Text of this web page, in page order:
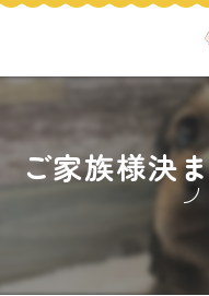
ご家族様決